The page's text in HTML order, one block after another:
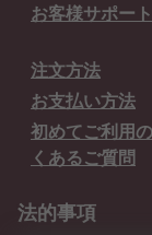
お客様サポート
注文方法
お支払い方法
初めてご利用
くあるご質問
法的事項